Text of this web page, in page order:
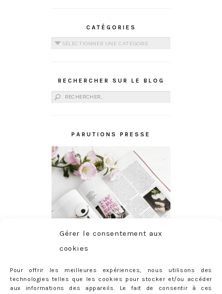
Gérer le consentement aux
cookies
Pour offrir les meilleures expériences, nous utilisons des
technologies telles que les cookies pour stocker et/ou accéder
aux informations des appareils. Le fait de consentir à ces
CATÉGORIES
Catégories
RECHERCHER SUR LE BLOG
Rechercher :
PARUTIONS PRESSE